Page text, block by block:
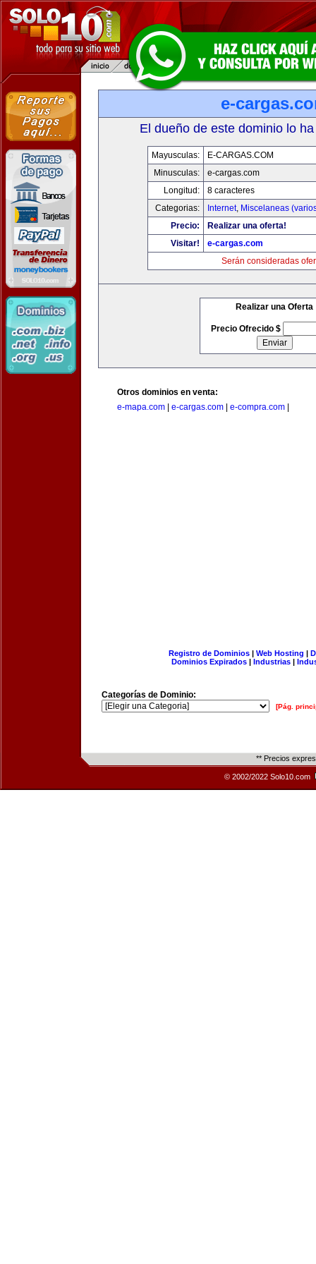
e-
El dueño de este dominio lo
Mayusculas:
E-CARGAS.COM
Minusculas:
e-cargas.com
Longitud:
8 caracteres
Categorias:
Internet, Miscelaneas
Precio:
Realizar una oferta!
Visitar!
e-cargas.com
Serán consideradas
Realizar una Oferta
Precio Ofrecido $
Otros dominios en venta:
e-mapa.com
e-cargas.com e-compra.com
Registro de Dominios| Web Hosting |
Dominios Expirados | Industrias |
Categorías de Dominio:
[Pág.
** Precios
© 2002/2022 Solo10.com